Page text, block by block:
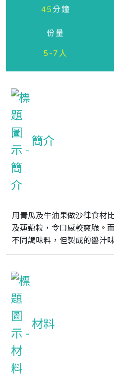
45分鐘
份量
5-7人
簡介
用青瓜及牛油果做沙律食材
及蓮藕粒，令口感較爽脆。
不同調味料，但製成的醬汁
材料